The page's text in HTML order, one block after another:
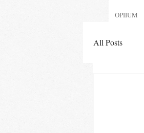
OPIIUM
All Posts